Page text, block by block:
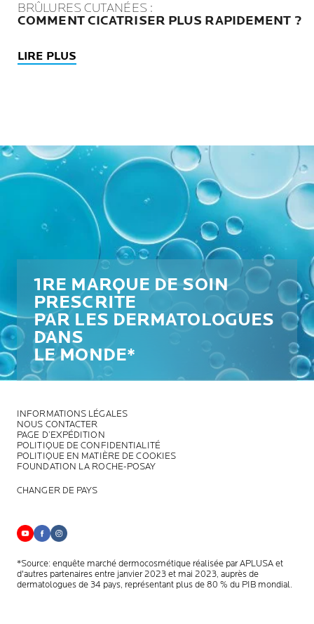
BRÛLURES CUTANÉES :
COMMENT CICATRISER PLUS RAPIDEMENT ?
LIRE PLUS
1RE MARQUE DE SOIN
PRESCRITE
PAR LES DERMATOLOGUES
DANS
LE MONDE*
INFORMATIONS LÉGALES
NOUS CONTACTER
PAGE D’EXPÉDITION
POLITIQUE DE CONFIDENTIALITÉ
POLITIQUE EN MATIÈRE DE COOKIES
FOUNDATION LA ROCHE-POSAY
CHANGER DE PAYS
*Source: enquête marché dermocosmétique réalisée par APLUSA et
d'autres partenaires entre janvier 2023 et mai 2023, auprès de
dermatologues de 34 pays, représentant plus de 80 % du PIB mondial.